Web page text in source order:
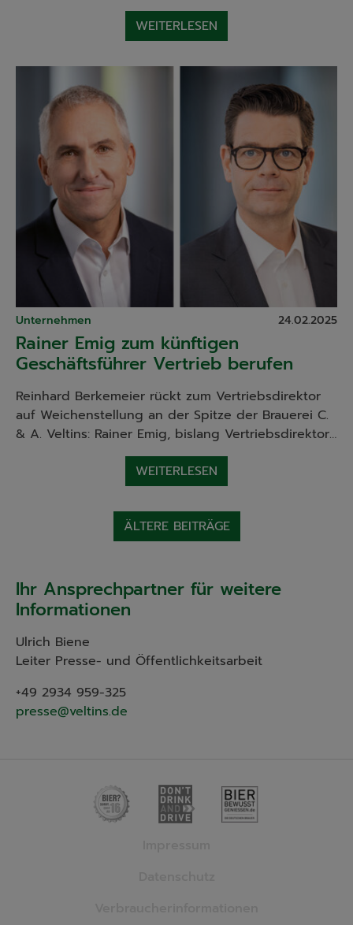
WEITERLESEN
Unternehmen 24.02.2025
Rainer Emig zum künftigen
Geschäftsführer Vertrieb berufen
Reinhard Berkemeier rückt zum Vertriebsdirektor
auf Weichenstellung an der Spitze der Brauerei C.
& A. Veltins: Rainer Emig, bislang Vertriebsdirektor…
WEITERLESEN
Beitragsnavigation
ÄLTERE BEITRÄGE
Ihr Ansprechpartner für weitere
Informationen
Ulrich Biene
Leiter Presse- und Öffentlichkeitsarbeit
+49 2934 959-325
presse@veltins.de